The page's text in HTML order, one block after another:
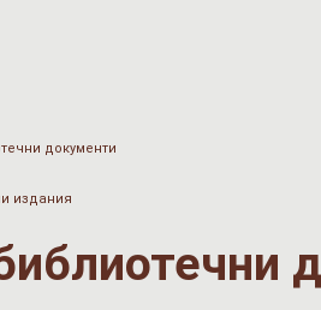
документи
издания